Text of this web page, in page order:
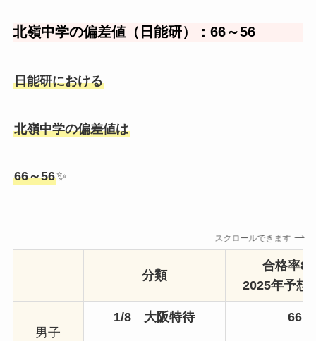
北嶺中学の偏差値（日能研）：66～56
日能研における
北嶺中学の偏差値は
66～56✨
スクロールできます
分類
合格率
2025年予想
男子
1/8 大阪特待 66